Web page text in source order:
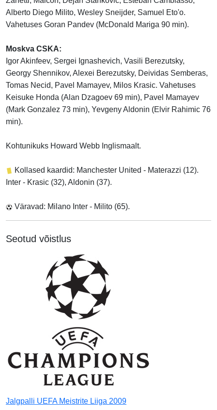
Alberto Diego Milito, Wesley Sneijder, Samuel Eto'o.
Vahetuses Goran Pandev (McDonald Mariga 90 min).
Moskva CSKA:
Igor Akinfeev, Sergei Ignashevich, Vasili Berezutsky,
Georgy Shennikov, Alexei Berezutsky, Deividas Semberas,
Tomas Necid, Pavel Mamayev, Milos Krasic. Vahetuses
Keisuke Honda (Alan Dzagoev 69 min), Pavel Mamayev
(Mark Gonzalez 73 min), Yevgeny Aldonin (Elvir Rahimic 76
min).
Kohtunikuks Howard Webb Inglismaalt.
Kollased kaardid: Manchester United - Materazzi (12).
Inter - Krasic (32), Aldonin (37).
Väravad: Milano Inter - Milito (65).
Seotud võistlus
Jalgpalli UEFA Meistrite Liiga 2009